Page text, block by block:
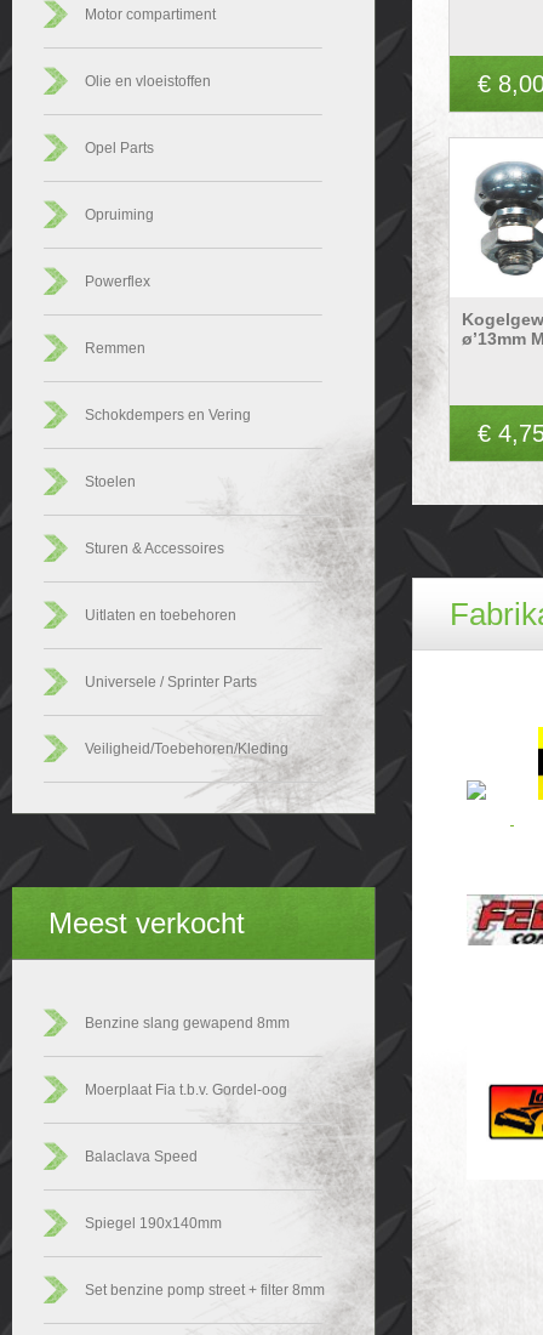
Motor compartiment
Olie en vloeistoffen
Opel Parts
Opruiming
Powerflex
Remmen
Schokdempers en Vering
Stoelen
Sturen & Accessoires
Uitlaten en toebehoren
Universele / Sprinter Parts
Veiligheid/Toebehoren/Kleding
Meest verkocht
Benzine slang gewapend 8mm
Moerplaat Fia t.b.v. Gordel-oog
Balaclava Speed
Spiegel 190x140mm
Set benzine pomp street + filter 8mm
€
ø’13mm
€